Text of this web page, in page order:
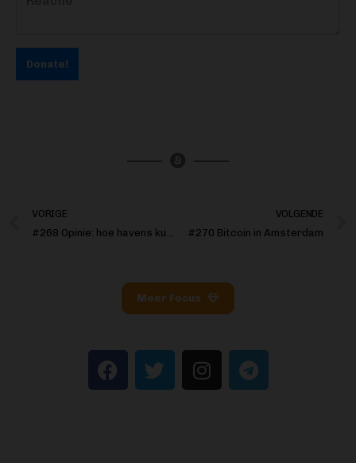
Donate!
VORIGE
#268 Opinie: hoe havens kunnen profiteren van bitcoin
VOLGENDE
#270 Bitcoin in Amsterdam
Meer Focus